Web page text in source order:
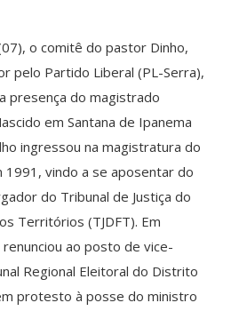
o comitê do pastor Dinho,
pelo Partido Liberal (PL-Serra),
presença do magistrado
em Santana de Ipanema
ingressou na magistratura do
1991, vindo a se aposentar do
do Tribunal de Justiça do
Territórios (TJDFT). Em
ao posto de vice-
Regional Eleitoral do Distrito
protesto à posse do ministro